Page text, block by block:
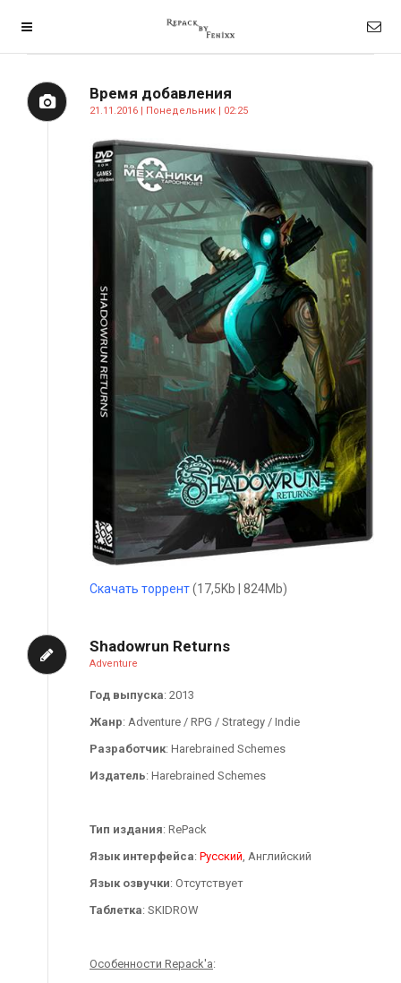
Время добавления
21.11.2016 | Понедельник | 02:25
Скачать торрент(17,5Kb | 824Mb)
Shadowrun Returns
Adventure
Год выпуска: 2013
Жанр: Adventure / RPG / Strategy / Indie
Разработчик: Harebrained Schemes
Издатель: Harebrained Schemes
Тип издания: RePack
Язык интерфейса: Русский, Английский
Язык озвучки: Отсутствует
Таблетка: SKIDROW
Особенности Repack'a: